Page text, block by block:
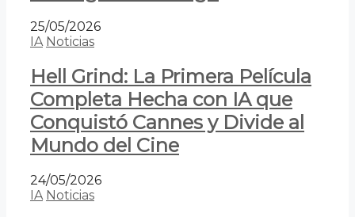
25/05/2026
IA Noticias
Hell Grind: La Primera Película
Completa Hecha con IA que
Conquistó Cannes y Divide al
Mundo del Cine
24/05/2026
IA Noticias